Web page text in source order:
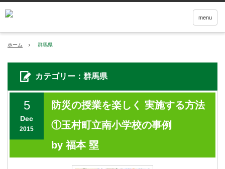
menu
ホーム 群馬県
カテゴリー：群馬県
5
Dec
2015
防災の授業を楽しく 実施する方法
①玉村町立南小学校の事例
by 福本 塁